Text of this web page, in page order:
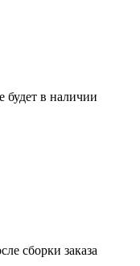
будет в наличии
сборки заказа